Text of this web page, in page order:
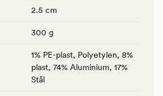
2.5 cm
300 g
1% PE-plast, Polyetylen, 8%
plast, 74% Aluminium, 17%
Stål